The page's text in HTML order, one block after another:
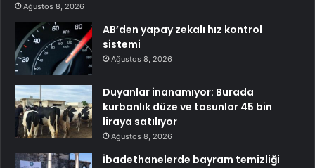
Ağustos 8, 2026
AB’den yapay zekalı hız kontrol
sistemi
Ağustos 8, 2026
Duyanlar inanamıyor: Burada
kurbanlık düze ve tosunlar 45 bin
liraya satılıyor
Ağustos 8, 2026
İbadethanelerde bayram temizliği